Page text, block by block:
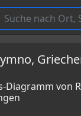
Diagramm von